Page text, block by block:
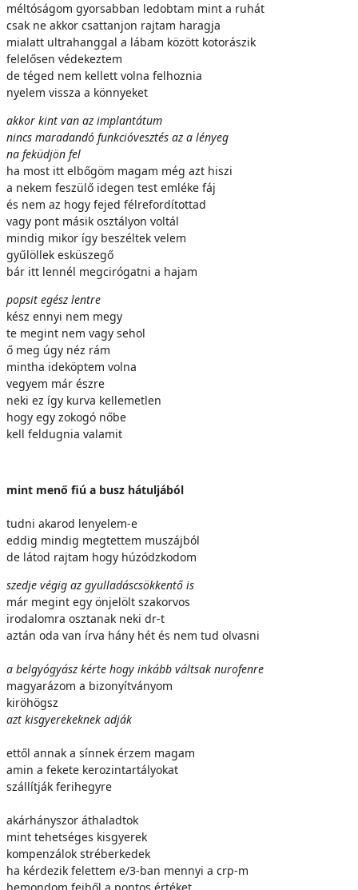
méltóságom gyorsabban ledobtam mint a ruhát
csak ne akkor csattanjon rajtam haragja
mialatt ultrahanggal a lábam között kotorászik
felelősen védekeztem
de téged nem kellett volna felhoznia
nyelem vissza a könnyeket
akkor kint van az implantátum
nincs maradandó funkcióvesztés az a lényeg
na feküdjön fel
ha most itt elbőgöm magam még azt hiszi
a nekem feszülő idegen test emléke fáj
és nem az hogy fejed félrefordítottad
vagy pont másik osztályon voltál
mindig mikor így beszéltek velem
gyűlöllek esküszegő
bár itt lennél megcirógatni a hajam
popsit egész lentre
kész ennyi nem megy
te megint nem vagy sehol
ő meg úgy néz rám
mintha ideköptem volna
vegyem már észre
neki ez így kurva kellemetlen
hogy egy zokogó nőbe
kell feldugnia valamit
mint menő fiú a busz hátuljából
tudni akarod lenyelem-e
eddig mindig megtettem muszájból
de látod rajtam hogy húzódzkodom
szedje végig az gyulladáscsökkentő is
már megint egy önjelölt szakorvos
irodalomra osztanak neki dr-t
aztán oda van írva hány hét és nem tud olvasni
a belgyógyász kérte hogy inkább váltsak nurofenre
magyarázom a bizonyítványom
kiröhögsz
azt kisgyerekeknek adják
ettől annak a sínnek érzem magam
amin a fekete kerozintartályokat
szállítják ferihegyre
akárhányszor áthaladtok
mint tehetséges kisgyerek
kompenzálok stréberkedek
ha kérdezik felettem e/3-ban mennyi a crp-m